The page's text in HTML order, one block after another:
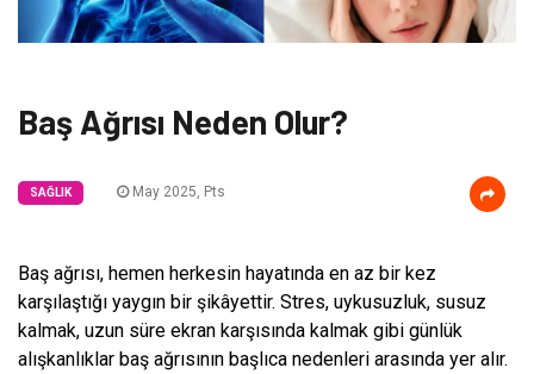
Baş Ağrısı Neden Olur?
SAĞLIK May 2025, Pts
Baş ağrısı, hemen herkesin hayatında en az bir kez
karşılaştığı yaygın bir şikâyettir. Stres, uykusuzluk, susuz
kalmak, uzun süre ekran karşısında kalmak gibi günlük
alışkanlıklar baş ağrısının başlıca nedenleri arasında yer alır.